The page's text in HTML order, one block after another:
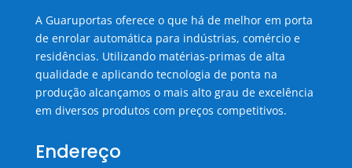
A Guaruportas oferece o que há de melhor em porta
de enrolar automática para indústrias, comércio e
residências. Utilizando matérias-primas de alta
qualidade e aplicando tecnologia de ponta na
produção alcançamos o mais alto grau de excelência
em diversos produtos com preços competitivos.
Endereço